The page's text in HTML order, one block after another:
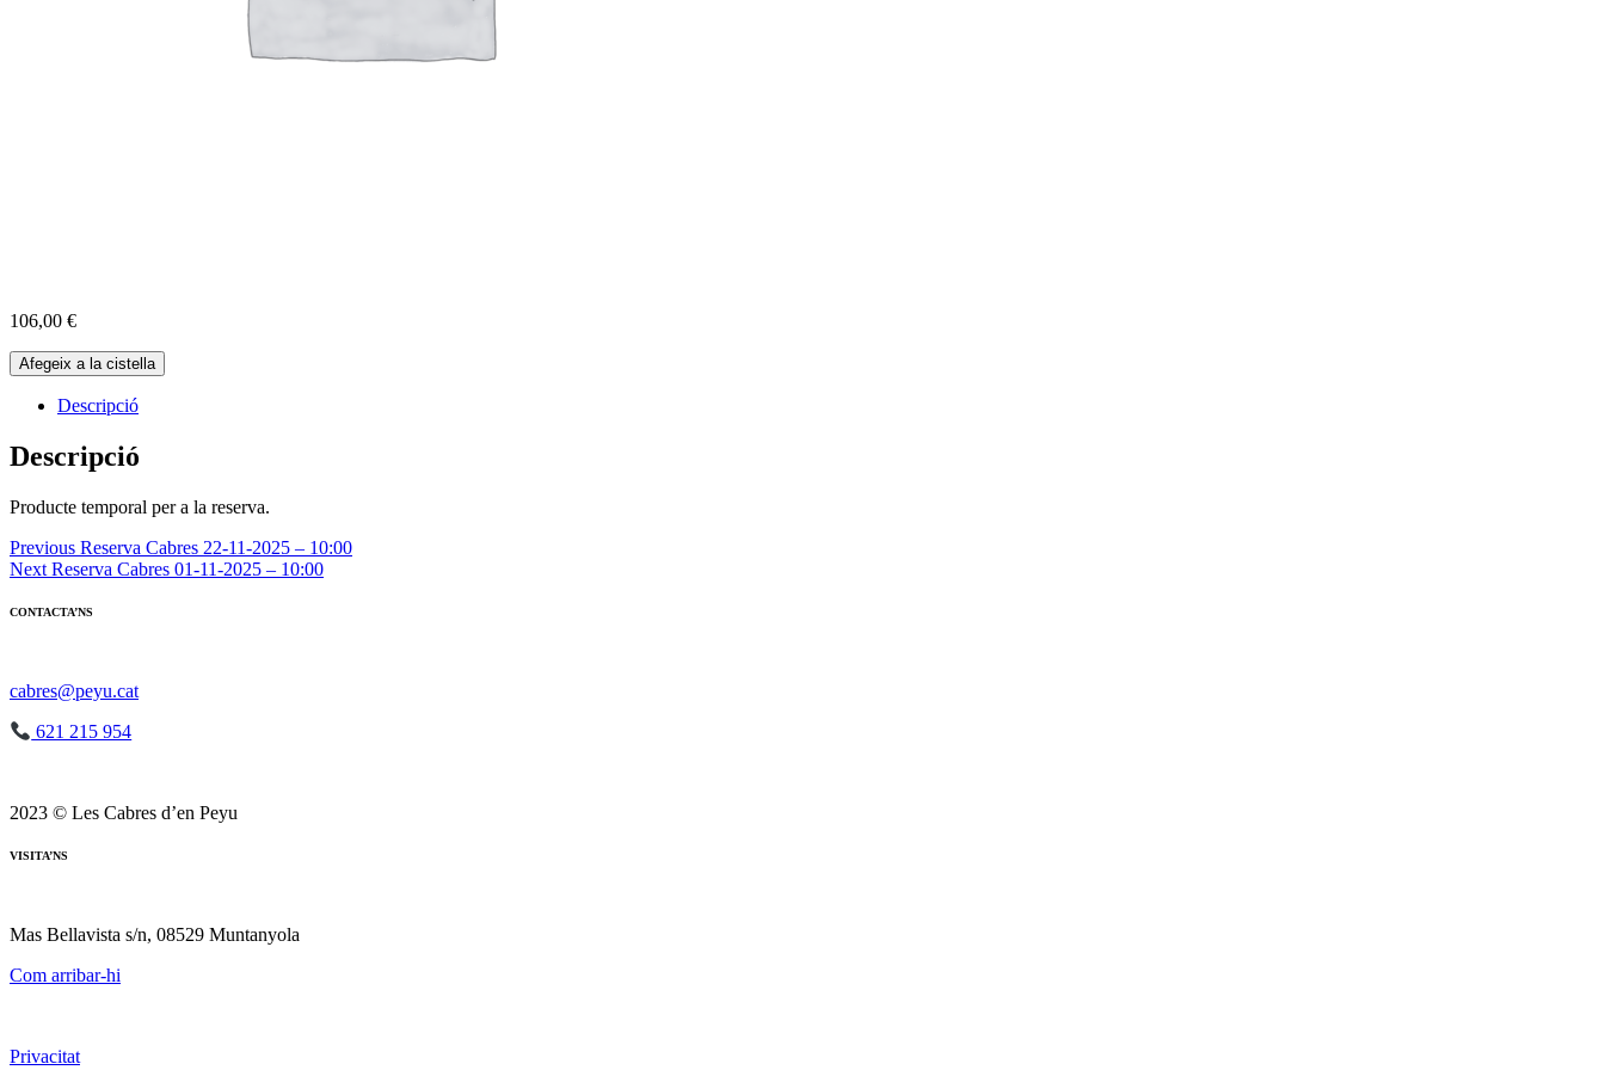
106,00 €
quantitat
de
Reserva
22-
11-
-
Afegeix a la cistella
Descripció
Descripció
Producte temporal per a la reserva.
Navegació
d'entrades
Previous Reserva Cabres 22-11-2025 – 10:00
Next Reserva Cabres 01-11-2025 – 10:00
CONTACTA’NS
cabres@peyu.cat
621 215 954
2023 © Les Cabres d’en Peyu
VISITA’NS
Mas Bellavista s/n, 08529 Muntanyola
Com arribar-hi
Privacitat